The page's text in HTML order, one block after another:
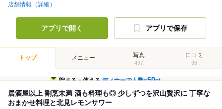
店舗情報（詳細）
アプリで開く アプリで保存
トップ メニュー 写真
497
口コミ
36
貯まる・使えるディナーで人数×50pt
居酒屋以上 割烹未満 酒も料理も◎ 少しずつを沢山贅沢に 丁寧な
おまかせ料理と北見レモンサワー